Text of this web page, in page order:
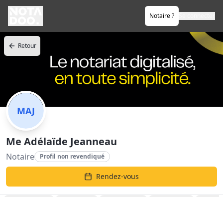
Notaire ?
Retour
MAJ
Me Adélaïde Jeanneau
Notaire Profil non revendiqué
Rendez-vous